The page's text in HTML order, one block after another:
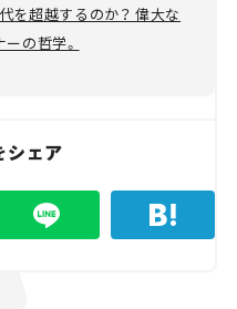
を超越するのか？ 偉大な
の哲学。
シェア
イバシーポリシー
採用情報